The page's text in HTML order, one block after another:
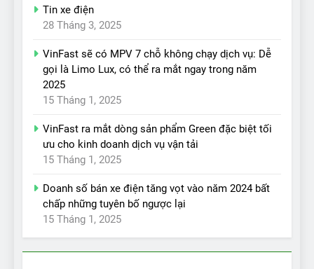
Tin xe điện
28 Tháng 3, 2025
VinFast sẽ có MPV 7 chỗ không chạy dịch vụ: Dễ
gọi là Limo Lux, có thể ra mắt ngay trong năm
2025
15 Tháng 1, 2025
VinFast ra mắt dòng sản phẩm Green đặc biệt tối
ưu cho kinh doanh dịch vụ vận tải
15 Tháng 1, 2025
Doanh số bán xe điện tăng vọt vào năm 2024 bất
chấp những tuyên bố ngược lại
15 Tháng 1, 2025